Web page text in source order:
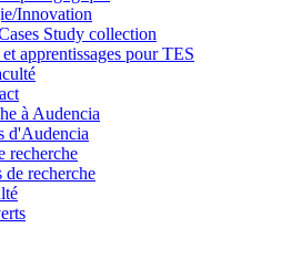
Innovation
Study collection
apprentissages pour TES
à Audencia
d'Audencia
recherche
de recherche